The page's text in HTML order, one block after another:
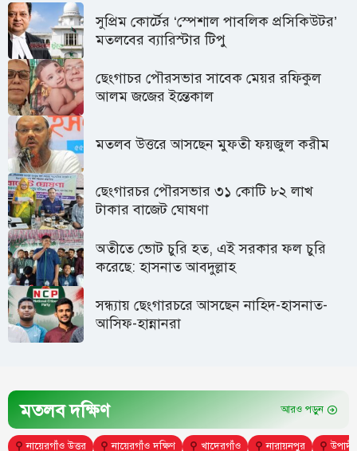
সুপ্রিম কোর্টের ‘স্পেশাল পাবলিক প্রসিকিউটর’
মতলবের ব্যারিস্টার টিপু
ছেংগাচর পৌরসভার সাবেক মেয়র রফিকুল
আলম জজের ইন্তেকাল
মতলব উত্তরে আসছেন মুফতী ফয়জুল করীম
ছেংগারচর পৌরসভার ৩১ কোটি ৮২ লাখ
টাকার বাজেট ঘোষণা
অতীতে ভোট চুরি হত, এই সরকার ফল চুরি
করেছে: হাসনাত আবদুল্লাহ
সন্ধ্যায় ছেংগারচরে আসছেন নাহিদ-হাসনাত-
আসিফ-হান্নানরা
মতলব দক্ষিণ আরও পড়ুন
⚲ নায়েরগাঁও উত্তর ⚲ নায়েরগাঁও দক্ষিণ ⚲ খাদেরগাঁও ⚲ নারায়নপুর ⚲ উপাদী